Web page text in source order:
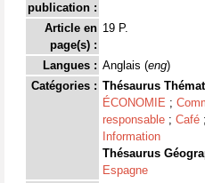
publication :
Article en
page(s) :
19 P.
Langues : Anglais (eng)
Catégories : Thésaurus
ÉCONOMIE ;
responsable ; Café ;
Information
Thésaurus
Espagne